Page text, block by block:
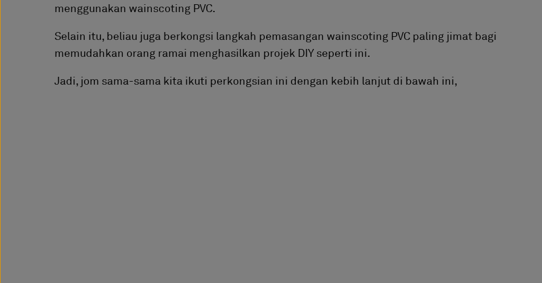
menggunakan wainscoting PVC.
Selain itu, beliau juga berkongsi langkah pemasangan wainscoting PVC paling jimat bagi
memudahkan orang ramai menghasilkan projek DIY seperti ini.
Jadi, jom sama-sama kita ikuti perkongsian ini dengan kebih lanjut di bawah ini,